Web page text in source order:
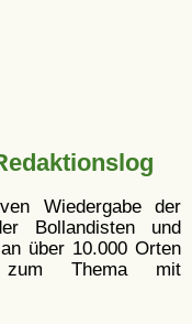
Wiedergabe der
Bollandisten und
über 10.000 Orten
zum Thema mit